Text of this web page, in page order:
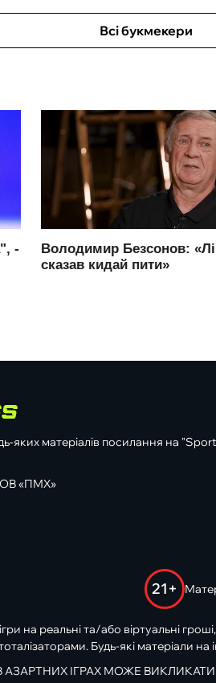
Всі букмекери
яких матеріалів посилання на
«ПМХ»
21+
на реальні та/або віртуальні
Будь-які матеріали
АЗАРТНИХ ІГРАХ МОЖЕ